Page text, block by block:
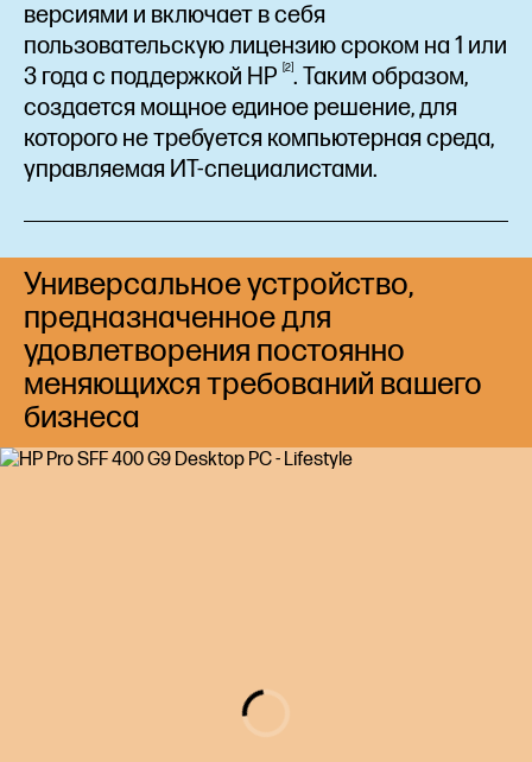
версиями и включает в себя
пользовательскую лицензию сроком на 1 или
3 года с поддержкой HP 2. Таким образом,
создается мощное единое решение, для
которого не требуется компьютерная среда,
управляемая ИТ-специалистами.
Универсальное устройство,
предназначенное для
удовлетворения постоянно
меняющихся требований вашего
бизнеса